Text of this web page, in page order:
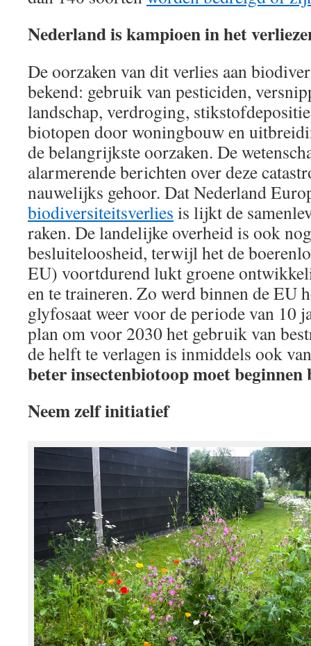
Nederland is kampioen in het
De oorzaken van dit verlies aan
bekend: gebruik van pesticiden,
landschap, verdroging,
biotopen door woningbouw en
de belangrijkste oorzaken. De
alarmerende berichten over deze
nauwelijks gehoor. Dat Nederland
biodiversiteitsverlies is lijkt de
raken. De landelijke overheid is ook
besluiteloosheid, terwijl het de
EU) voortdurend lukt groene
en te traineren. Zo werd binnen de EU
glyfosaat weer voor de periode van 10
plan om voor 2030 het gebruik van
de helft te verlagen is inmiddels ook
beter insectenbiotoop moet
Neem zelf initiatief